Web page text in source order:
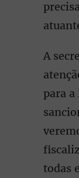
A
para
todas